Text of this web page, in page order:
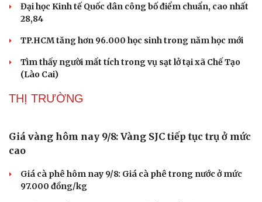
Đại học Kinh tế Quốc dân công bố điểm chuẩn, cao nhất
28,84
TP.HCM tăng hơn 96.000 học sinh trong năm học mới
Tìm thấy người mất tích trong vụ sạt lở tại xã Chế Tạo
(Lào Cai)
THỊ TRƯỜNG
Giá vàng hôm nay 9/8: Vàng SJC tiếp tục trụ ở mức
cao
Giá cà phê hôm nay 9/8: Giá cà phê trong nước ở mức
97.000 đồng/kg